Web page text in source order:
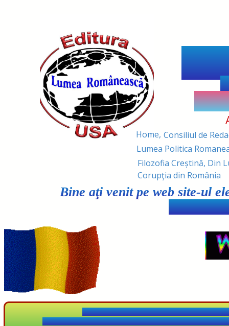
Home, Consiliul de
Lumea Politica
Filozofia Creștină, Din
Corupţia din România
Bine aţi venit pe web site-ul
(Romanian
Pentru o vizualizare completă şi corectă
Vizualizarea prin cellular este limitată datorită